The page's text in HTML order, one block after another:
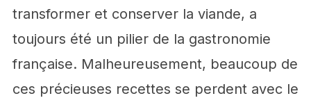
transformer et conserver la viande, a
toujours été un pilier de la gastronomie
française. Malheureusement, beaucoup de
ces précieuses recettes se perdent avec le